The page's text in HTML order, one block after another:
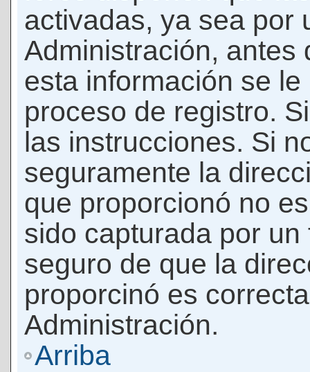
activadas, ya sea por
Administración, antes
esta información se
proceso de registro.
las instrucciones. Si
seguramente la
que proporcionó no
sido capturada por
seguro de que la
proporcinó es
Administración.
Arriba